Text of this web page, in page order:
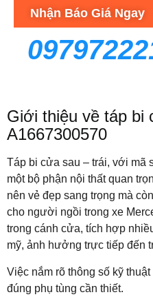
Nhận Báo Giá Ngay
Giới thiệu về táp bi
A1667300570
Táp bi cửa sau – trái, với mã
một bộ phận nội thất quan
nên vẻ đẹp sang trọng mà
cho người ngồi trong xe
trong cánh cửa, tích hợp
mỹ, ảnh hưởng trực tiếp đến
Việc nắm rõ thông số kỹ
đúng phụ tùng cần thiết.